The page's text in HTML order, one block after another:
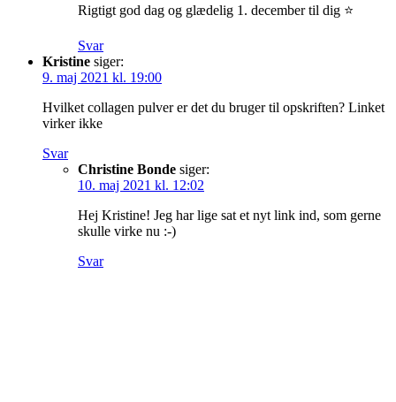
Rigtigt god dag og glædelig 1. december til dig ⭐️
Svar
Kristine siger:
9. maj 2021 kl. 19:00
Hvilket collagen pulver er det du bruger til opskriften? Linket
virker ikke
Svar
Christine Bonde siger:
10. maj 2021 kl. 12:02
Hej Kristine! Jeg har lige sat et nyt link ind, som gerne
skulle virke nu :-)
Svar